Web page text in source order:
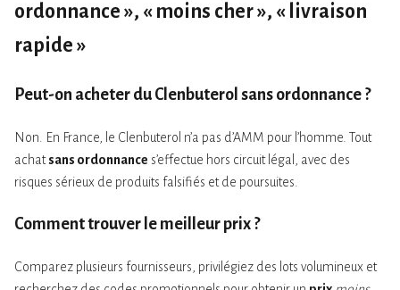
ordonnance », « moins cher », « livraison
rapide »
Peut-on acheter du Clenbuterol sans ordonnance ?
Non. En France, le Clenbuterol n’a pas d’AMM pour l’homme. Tout
achatsans ordonnance s’effectue hors circuit légal, avec des
risques sérieux de produits falsifiés et de poursuites.
Comment trouver le meilleur prix ?
Comparez plusieurs fournisseurs, privilégiez des lots volumineux et